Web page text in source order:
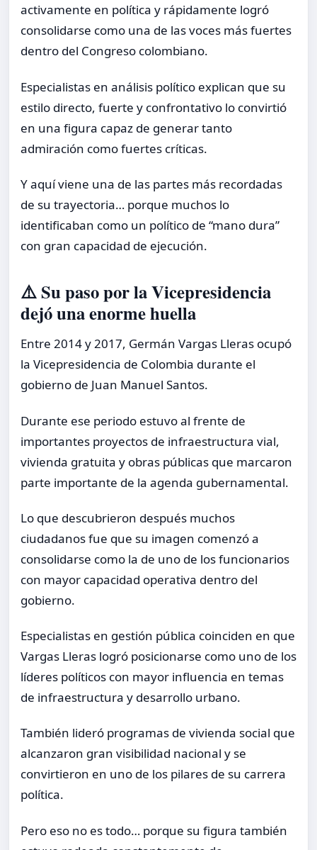
activamente en política y rápidamente logró
consolidarse como una de las voces más fuertes
dentro del Congreso colombiano.
Especialistas en análisis político explican que su
estilo directo, fuerte y confrontativo lo convirtió
en una figura capaz de generar tanto
admiración como fuertes críticas.
Y aquí viene una de las partes más recordadas
de su trayectoria… porque muchos lo
identificaban como un político de “mano dura”
con gran capacidad de ejecución.
⚠️ Su paso por la Vicepresidencia
dejó una enorme huella
Entre 2014 y 2017, Germán Vargas Lleras ocupó
la Vicepresidencia de Colombia durante el
gobierno de Juan Manuel Santos.
Durante ese periodo estuvo al frente de
importantes proyectos de infraestructura vial,
vivienda gratuita y obras públicas que marcaron
parte importante de la agenda gubernamental.
Lo que descubrieron después muchos
ciudadanos fue que su imagen comenzó a
consolidarse como la de uno de los funcionarios
con mayor capacidad operativa dentro del
gobierno.
Especialistas en gestión pública coinciden en que
Vargas Lleras logró posicionarse como uno de los
líderes políticos con mayor influencia en temas
de infraestructura y desarrollo urbano.
También lideró programas de vivienda social que
alcanzaron gran visibilidad nacional y se
convirtieron en uno de los pilares de su carrera
política.
Pero eso no es todo… porque su figura también